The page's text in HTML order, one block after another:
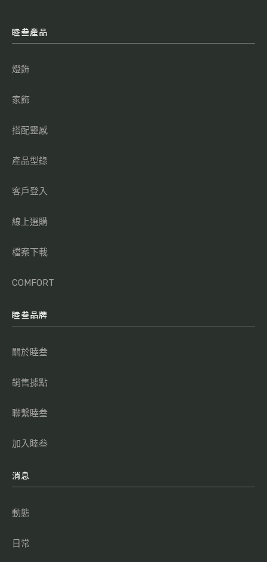
睦叁產品
燈飾
家飾
搭配靈感
產品型錄
客戶登入
線上選購
檔案下載
COMFORT
睦叁品牌
關於睦叁
銷售據點
聯繫睦叁
加入睦叁
消息
動態
日常